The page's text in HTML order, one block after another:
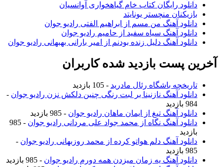
دانلود رایگان کتاب خام گیاهخواری آوانسیان
بازیکنان منچستر یونایتد
دانلود آهنگ من مسم از ابراهیم الفتی رادیو جوان
دانلود آهنگ سیاه سفید از حامیم رادیو جوان
دانلود آهنگ دلیل زنده بودنم از امیر بارانی بهبهانی رادیو جوان
آخرین پست بازدید شده کاربران
تاریخچه باشگاه رئال مادرید - 105 بازدید
دانلود آهنگ نازنینا بر لبت رنگی چنین دلکش نزن رادیو جوان -
984 بازدید
دانلود آهنگ تیغ از ایمان ماهان رادیو جوان - 985 بازدید
دانلود آهنگ نگاه از محمد جواد علی مردانی رادیو جوان
- 985
بازدید
دانلود آهنگ دلم هواتو کرده از محمد روزبهانی رادیو جوان -
985 بازدید
دانلود آهنگ یه زمان میزدن همه دورم رادیو جوان - 985 بازدید